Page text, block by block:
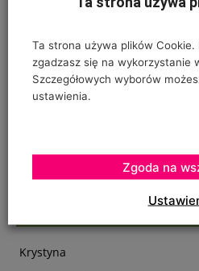
Krystyna
Ta strona używa plików Cookie.
zgadzasz się na wykorzystanie
Szczegółowych wyborów
ustawienia.
Zgoda na